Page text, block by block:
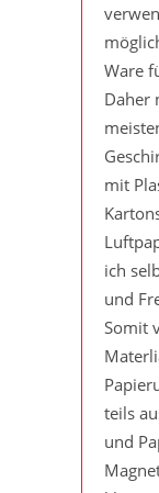
Ware
Daher
mit
ich
und
Somit
teils
und